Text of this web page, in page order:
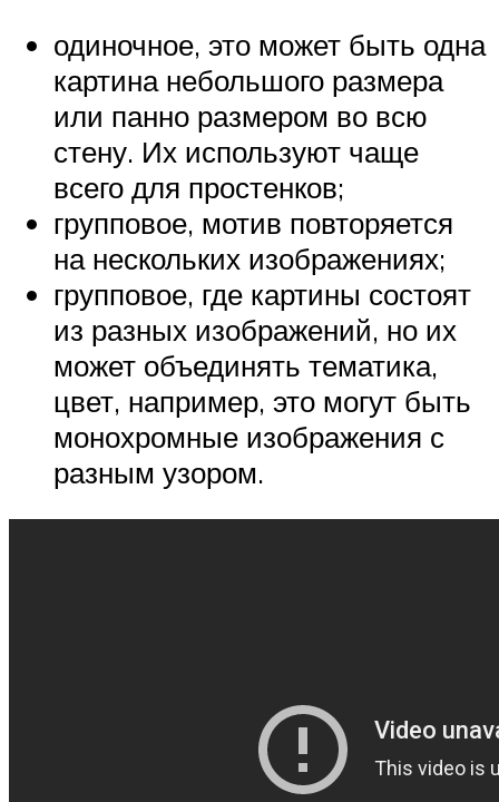
одиночное, это может быть одна
картина небольшого размера
или панно размером во всю
стену. Их используют чаще
всего для простенков;
групповое, мотив повторяется
на нескольких изображениях;
групповое, где картины состоят
из разных изображений, но их
может объединять тематика,
цвет, например, это могут быть
монохромные изображения с
разным узором.